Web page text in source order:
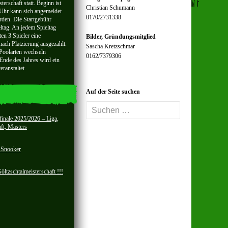
statt. Beginn ist
kann sich angemeldet
Die Startgebühr
An jedem Spieltag
3 Spieler eine
Platzierung ausgezahlt.
wechseln
des Jahres wird ein
2025/2026 – Liga,
Masters
!!!
Christian Schumann
0170/2731338
Bilder, Gründungsmitglied
Sascha Kretzschmar
0162/7379306
Auf der Seite suchen
Suchen
nach: